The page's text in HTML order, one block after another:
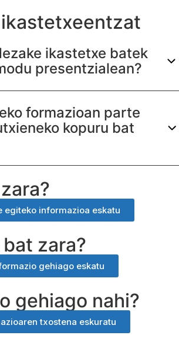
ikastetxe batek
presentzialean?
formazioan parte
kopuru bat
egiteko informazioa eskatu
zara?
gehiago eskatu
gehiago nahi?
txostena eskuratu